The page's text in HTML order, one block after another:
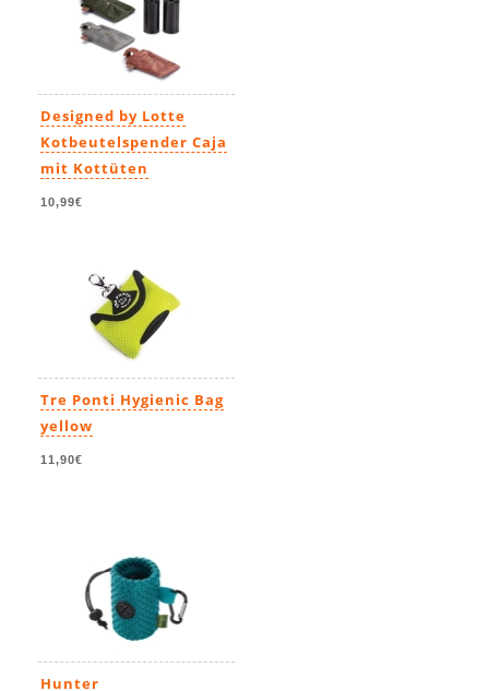
Designed by Lotte
Kotbeutelspender Caja
mit Kottüten
10,99€
Tre Ponti Hygienic Bag
yellow
11,90€
Hunter